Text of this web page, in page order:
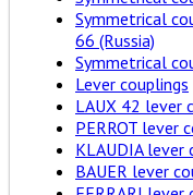
Symmetrical
66 (Russia)
Symmetrical
Lever couplings
LAUX 42 lever
PERROT lever
KLAUDIA lever
BAUER lever